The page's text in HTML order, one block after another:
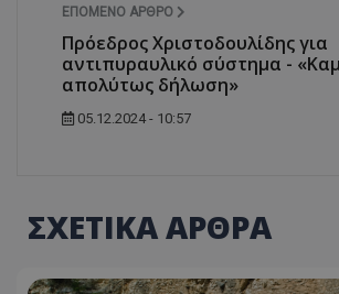
ΕΠΌΜΕΝΟ ΆΡΘΡΟ
Πρόεδρος Χριστοδουλίδης για
αντιπυραυλικό σύστημα -
απολύτως δήλωση»
05.12.2024 - 10:57
ΣΧΕΤΙΚΑ ΑΡΘΡΑ